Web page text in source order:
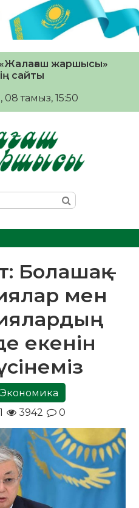
жаршысы»
сайты
08 тамыз, 15:50
Болашақ –
мен
екенін
Экономика
3942 0